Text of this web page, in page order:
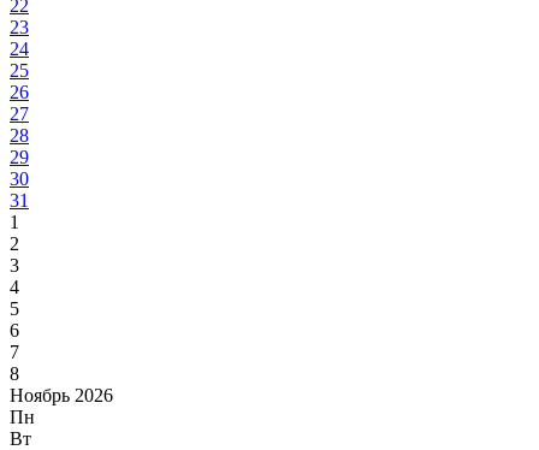
22
23
24
25
26
27
28
29
30
31
1
2
3
4
5
6
7
8
Ноябрь 2026
Пн
Вт